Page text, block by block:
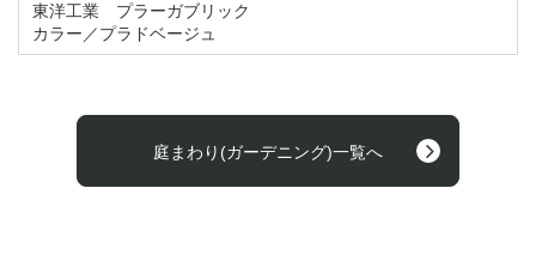
東洋工業 プラーガブリック
カラー／プラドベージュ
庭まわり(ガーデニング)一覧へ